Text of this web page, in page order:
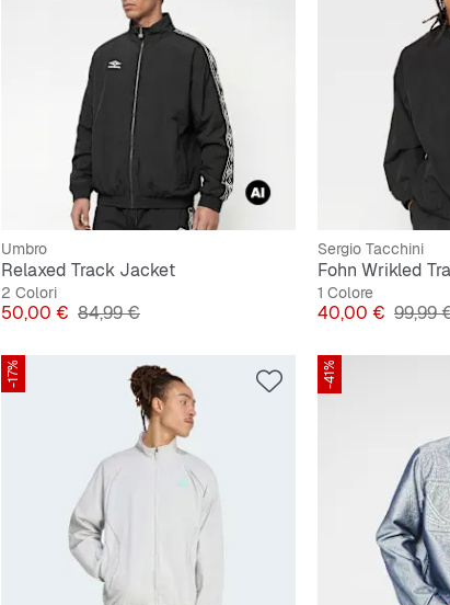
Umbro
Relaxed Track Jacket
2 Colori
Prezzo
50,00 € Prezzo originale
84,99 €
Sergio Tacchini
Fohn Wrikled
1 Colore
Prezzo
40,00 € 99,99
-17% -41%